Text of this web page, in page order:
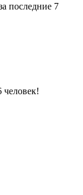
последние 7
человек!